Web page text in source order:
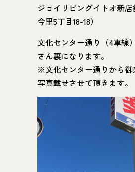
ジョイリビングイトオ新
今里5丁目18-18）
文化センター通り（4車線
さん裏になります。
※文化センター通りから御
写真載せさせて頂きます。